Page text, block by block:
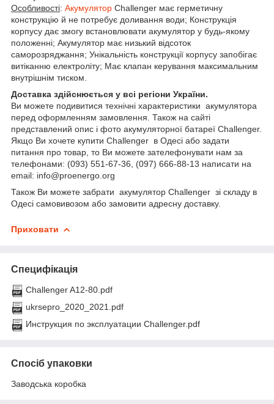
Особливості: Акумулятор Challenger має герметичну
конструкцію й не потребує доливання води; Конструкція
корпусу дає змогу встановлювати акумулятор у будь-якому
положенні; Акумулятор має низький відсоток
саморозряджання; Унікальність конструкції корпусу запобігає
витіканню електроліту; Має клапан керування максимальним
внутрішнім тиском.
Доставка здійснюється у всі регіони України.
Ви можете подивитися технічні характеристики акумулятора
перед оформленням замовлення. Також на сайті
представлений опис і фото акумуляторної батареї Challenger.
Якщо Ви хочете купити Challenger в Одесі або задати
питання про товар, то Ви можете зателефонувати нам за
телефонами: (093) 551-67-36, (097) 666-88-13 написати на
email: info@proenergo.org
Також Ви можете забрати акумулятор Challenger зі складу в
Одесі самовивозом або замовити адресну доставку.
Приховати
Специфікація
Challenger A12-80.pdf
ukrsepro_2020_2021.pdf
Инструкция по эксплуатации Challenger.pdf
Спосіб упаковки
Заводська коробка